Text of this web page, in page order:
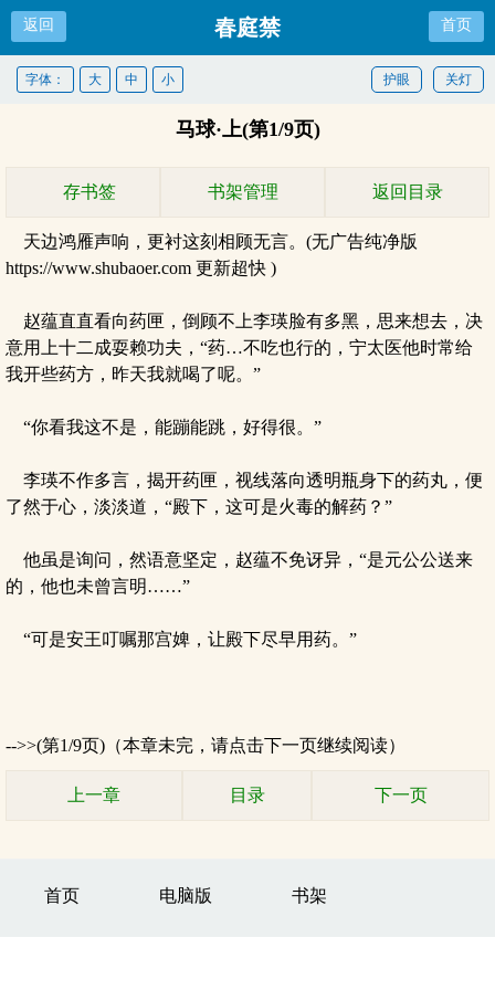
返回 春庭禁 首页
关灯
护眼
字体： 大 中 小
马球·上(第1/9页)
存书签 书架管理 返回目录
天边鸿雁声响，更衬这刻相顾无言。(无广告纯净版
https://www.shubaoer.com 更新超快 )
赵蕴直直看向药匣，倒顾不上李瑛脸有多黑，思来想去，决
意用上十二成耍赖功夫，“药…不吃也行的，宁太医他时常给
我开些药方，昨天我就喝了呢。”
“你看我这不是，能蹦能跳，好得很。”
李瑛不作多言，揭开药匣，视线落向透明瓶身下的药丸，便
了然于心，淡淡道，“殿下，这可是火毒的解药？”
他虽是询问，然语意坚定，赵蕴不免讶异，“是元公公送来
的，他也未曾言明……”
“可是安王叮嘱那宫婢，让殿下尽早用药。”
-->>(第1/9页)（本章未完，请点击下一页继续阅读）
上一章 目录 下一页
首页 电脑版 书架